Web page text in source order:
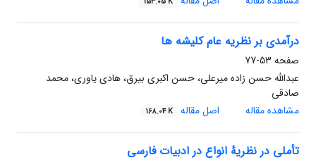
درآمدی بر نظریه عام کلیشه ها
صفحه 53-77
عبدالله حسن زاده میرعلی، حسن اکبری بیرق، هادی یاوری، محمد
صادقی
مشاهده مقاله
اصل مقاله 168.04 K
تأملی در نظریۀ انواع در ادبیات فارسی